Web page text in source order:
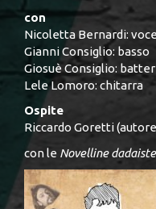
con
Nicoletta Bernardi:
Gianni Consiglio: basso
Giosuè Consiglio:
Lele Lomoro: chitarra
Ospite
Riccardo Goretti
con le Novelline